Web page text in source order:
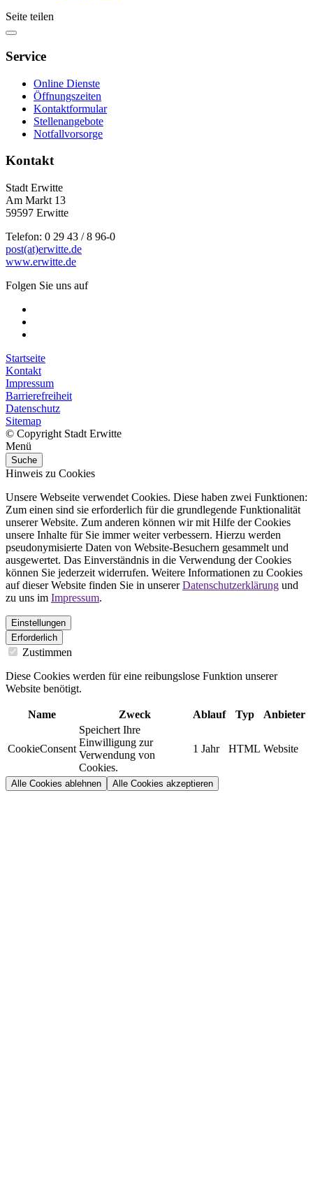
Seite teilen
Service
Online Dienste
Öffnungszeiten
Kontaktformular
Stellenangebote
Notfallvorsorge
Kontakt
Stadt Erwitte
Am Markt 13
59597 Erwitte
Telefon: 0 29 43 / 8 96-0
post(at)erwitte.de
www.erwitte.de
Folgen Sie uns auf
Startseite
Kontakt
Impressum
Barrierefreiheit
Datenschutz
Sitemap
© Copyright Stadt Erwitte
Menü
Suche
Hinweis zu Cookies
Unsere Webseite verwendet Cookies. Diese haben zwei Funktionen:
Zum einen sind sie erforderlich für die grundlegende Funktionalität
unserer Website. Zum anderen können wir mit Hilfe der Cookies
unsere Inhalte für Sie immer weiter verbessern. Hierzu werden
pseudonymisierte Daten von Website-Besuchern gesammelt und
ausgewertet. Das Einverständnis in die Verwendung der Cookies
können Sie jederzeit widerrufen. Weitere Informationen zu Cookies
auf dieser Website finden Sie in unsererDatenschutzerklärung und
zu uns im Impressum.
Einstellungen
Erforderlich
Zustimmen
Diese Cookies werden für eine reibungslose Funktion unserer
Website benötigt.
Name Zweck Ablauf Typ Anbieter
CookieConsent
Speichert Ihre
Einwilligung zur
Verwendung von
Cookies.
1 Jahr HTML Website
Alle Cookies ablehnen Alle Cookies akzeptieren